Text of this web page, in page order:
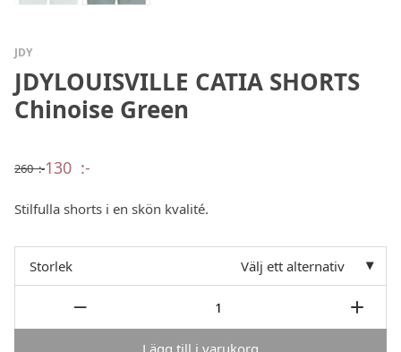
JDY
JDYLOUISVILLE CATIA SHORTS
Chinoise Green
260:-
Det
var:
130 :-
Det
är:
Stilfulla shorts i en skön kvalité.
Storlek Välj ett alternativ